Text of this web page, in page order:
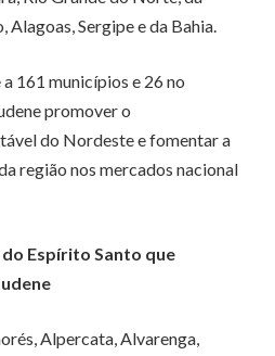
Alagoas, Sergipe e da Bahia.
161 municípios e 26 no
promover o
do Nordeste e fomentar a
região nos mercados nacional
Espírito Santo que
Alpercata, Alvarenga,